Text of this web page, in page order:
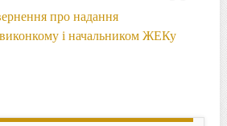
про надання
і начальником ЖЕКу